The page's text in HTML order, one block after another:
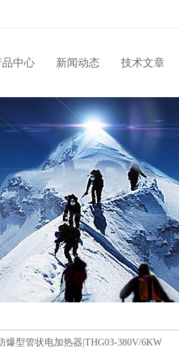
品中心 新闻动态 技术文章
爆型管状电加热器|THG03-380V/6KW